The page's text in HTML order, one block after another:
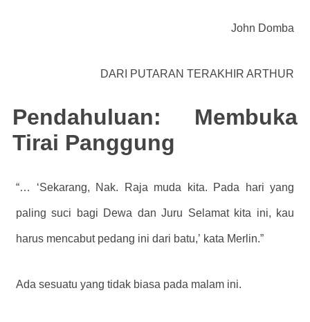
John Domba
DARI PUTARAN TERAKHIR ARTHUR
Pendahuluan: Membuka
Tirai Panggung
“… ‘Sekarang, Nak. Raja muda kita. Pada hari yang
paling suci bagi Dewa dan Juru Selamat kita ini, kau
harus mencabut pedang ini dari batu,’ kata Merlin.”
Ada sesuatu yang tidak biasa pada malam ini.